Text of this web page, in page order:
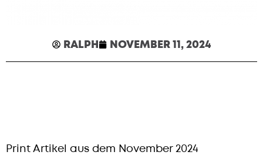
RALPH NOVEMBER 11, 2024
Print Artikel aus dem November 2024